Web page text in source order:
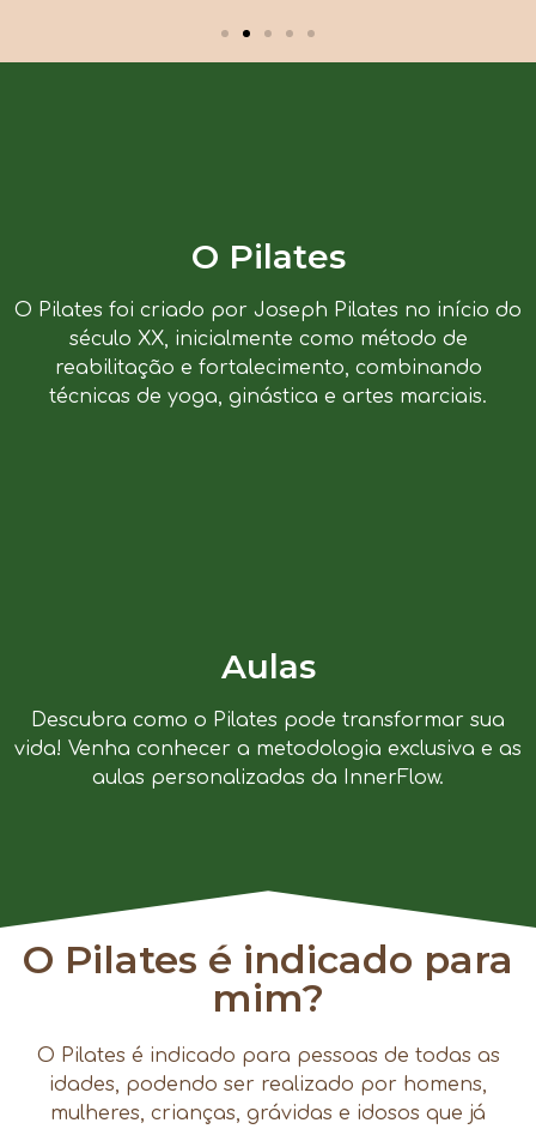
O Pilates
O Pilates foi criado por Joseph Pilates no início do
século XX, inicialmente como método de
reabilitação e fortalecimento, combinando
técnicas de yoga, ginástica e artes marciais.
Aulas
Descubra como o Pilates pode transformar sua
vida! Venha conhecer a metodologia exclusiva e as
aulas personalizadas da InnerFlow.
O Pilates é indicado para
mim?
O Pilates é indicado para pessoas de todas as
idades, podendo ser realizado por homens,
mulheres, crianças, grávidas e idosos que já